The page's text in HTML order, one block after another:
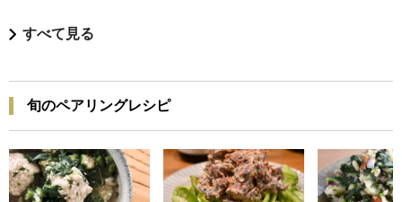
すべて見る
旬のペアリングレシピ